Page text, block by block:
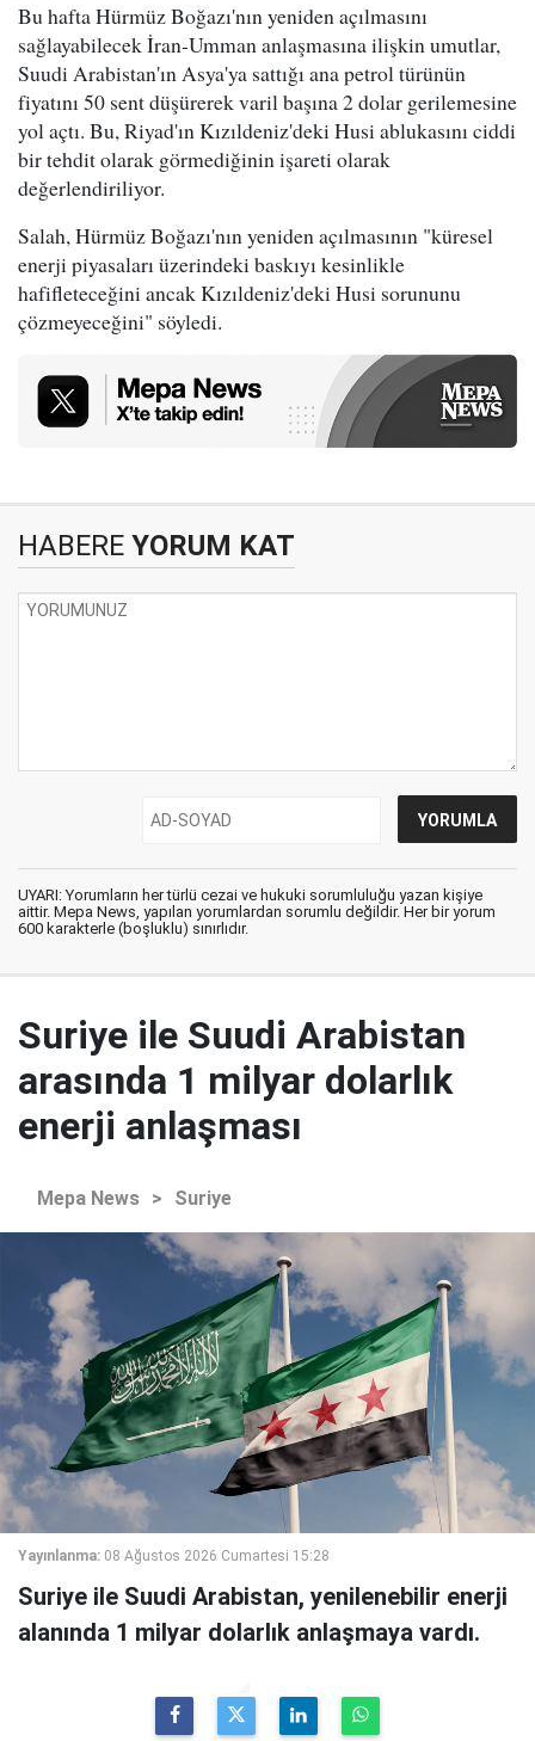
Bu hafta Hürmüz Boğazı'nın yeniden açılmasını
sağlayabilecek İran-Umman anlaşmasına ilişkin umutlar,
Suudi Arabistan'ın Asya'ya sattığı ana petrol türünün
fiyatını 50 sent düşürerek varil başına 2 dolar gerilemesine
yol açtı. Bu, Riyad'ın Kızıldeniz'deki Husi ablukasını ciddi
bir tehdit olarak görmediğinin işareti olarak
değerlendiriliyor.
Salah, Hürmüz Boğazı'nın yeniden açılmasının "küresel
enerji piyasaları üzerindeki baskıyı kesinlikle
hafifleteceğini ancak Kızıldeniz'deki Husi sorununu
çözmeyeceğini" söyledi.
HABERE YORUM KAT
UYARI: Yorumların her türlü cezai ve hukuki sorumluluğu yazan kişiye
aittir. Mepa News, yapılan yorumlardan sorumlu değildir. Her bir yorum
600 karakterle (boşluklu) sınırlıdır.
Suriye ile Suudi Arabistan
arasında 1 milyar dolarlık
enerji anlaşması
Mepa News > Suriye
Yayınlanma: 08 Ağustos 2026 Cumartesi 15:28
Suriye ile Suudi Arabistan, yenilenebilir enerji
alanında 1 milyar dolarlık anlaşmaya vardı.